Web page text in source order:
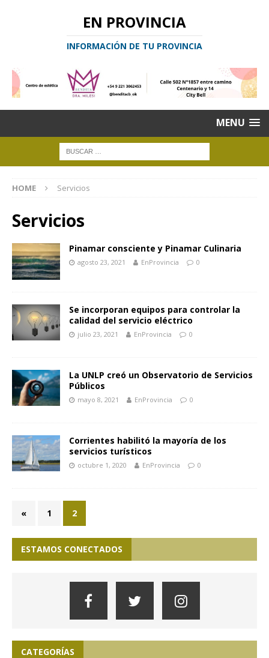
EN PROVINCIA
INFORMACIÓN DE TU PROVINCIA
MENU
HOME Servicios
Servicios
Pinamar consciente y Pinamar Culinaria
agosto 23, 2021 EnProvincia 0
Se incorporan equipos para controlar la
calidad del servicio eléctrico
julio 23, 2021 EnProvincia 0
La UNLP creó un Observatorio de Servicios
Públicos
mayo 8, 2021 EnProvincia 0
Corrientes habilitó la mayoría de los
servicios turísticos
octubre 1, 2020 EnProvincia 0
« 1 2
ESTAMOS CONECTADOS
CATEGORÍAS